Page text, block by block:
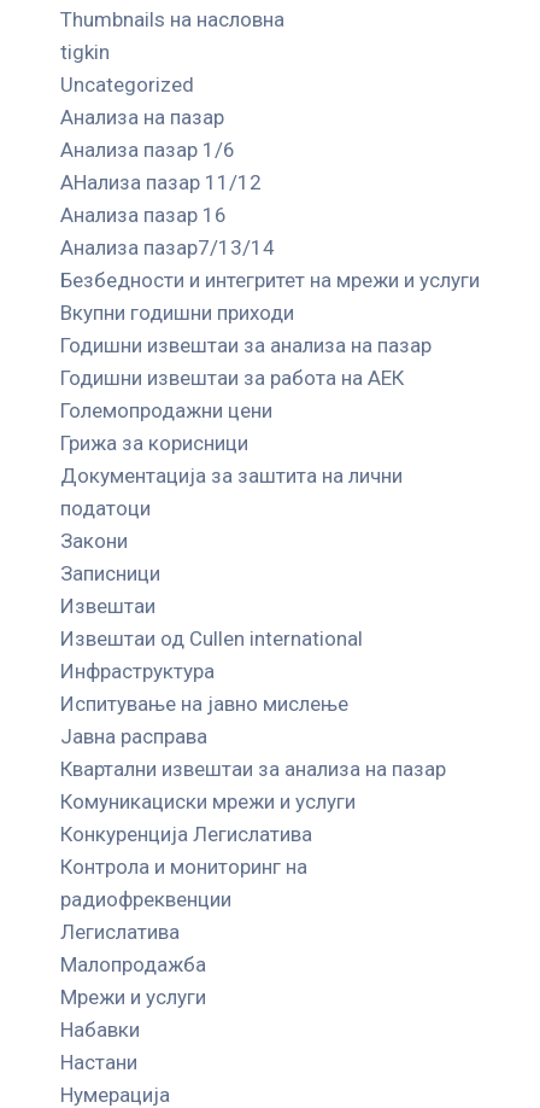
Thumbnails на насловна
tigkin
Uncategorized
Анализа на пазар
Анализа пазар 1/6
АНализа пазар 11/12
Анализа пазар 16
Анализа пазар7/13/14
Безбедности и интегритет на мрежи и услуги
Вкупни годишни приходи
Годишни извештаи за анализа на пазар
Годишни извештаи за работа на АЕК
Големопродажни цени
Грижа за корисници
Документација за заштита на лични
податоци
Закони
Записници
Извештаи
Извештаи од Cullen international
Инфраструктура
Испитување на јавно мислење
Јавна расправа
Квартални извештаи за анализа на пазар
Комуникациски мрежи и услуги
Конкуренција Легислатива
Контрола и мониторинг на
радиофреквенции
Легислатива
Малопродажба
Мрежи и услуги
Набавки
Настани
Нумерација